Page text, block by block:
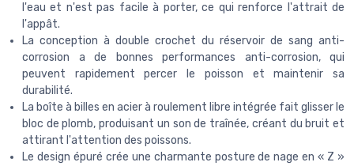
l'eau et n'est pas facile à porter, ce qui renforce l'attrait de
l'appât.
La conception à double crochet du réservoir de sang anti-
corrosion a de bonnes performances anti-corrosion, qui
peuvent rapidement percer le poisson et maintenir sa
durabilité.
La boîte à billes en acier à roulement libre intégrée fait glisser le
bloc de plomb, produisant un son de traînée, créant du bruit et
attirant l'attention des poissons.
Le design épuré crée une charmante posture de nage en « Z »